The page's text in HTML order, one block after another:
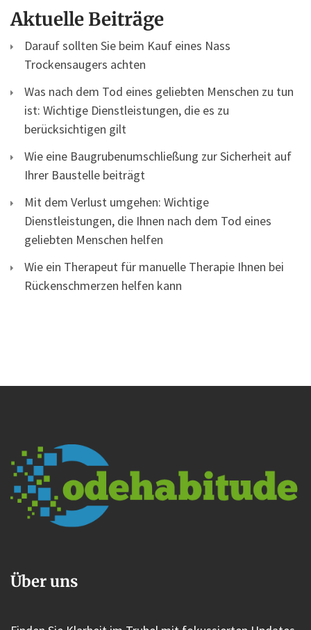
Aktuelle Beiträge
Darauf sollten Sie beim Kauf eines Nass
Trockensaugers achten
Was nach dem Tod eines geliebten Menschen zu tun
ist: Wichtige Dienstleistungen, die es zu
berücksichtigen gilt
Wie eine Baugrubenumschließung zur Sicherheit auf
Ihrer Baustelle beiträgt
Mit dem Verlust umgehen: Wichtige
Dienstleistungen, die Ihnen nach dem Tod eines
geliebten Menschen helfen
Wie ein Therapeut für manuelle Therapie Ihnen bei
Rückenschmerzen helfen kann
Über uns